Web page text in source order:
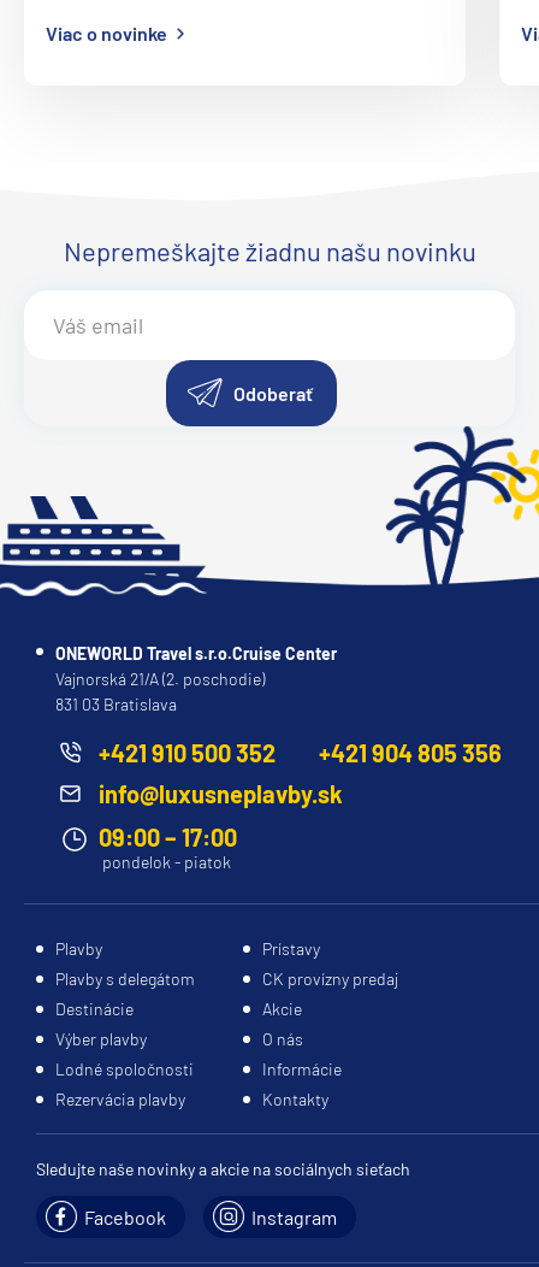
Paul Gauguin Cruises
Le Bouganville
Le Champlain
Le Commandant Charcot
Le Laperouse
Le Lyrial
Le Ponant
Le Soleal
L´Austral
Princess
Caribbean Princess
Coral Princess
Discovery Princess
Emerald Princess
Enchanted Princess
Grand Princess
Island Princess
Majestic Princess
Regal Princess
Viac o novinke
Nepremeškajte žiadnu našu novinku
Odoberať
ONEWORLD Travel s.r.o.Cruise Center
Vajnorská 21/A (2. poschodie)
831 03 Bratislava
+421 910 500 352
+421 904 805 356
info@luxusneplavby.sk
09:00 – 17:00
pondelok - piatok
Plavby
Prístavy
Plavby s delegátom
CK provízny predaj
Destinácie
Akcie
Výber plavby
O nás
Lodné spoločnosti
Informácie
Rezervácia plavby
Kontakty
Sledujte naše novinky a akcie na sociálnych sieťach
Facebook Instagram